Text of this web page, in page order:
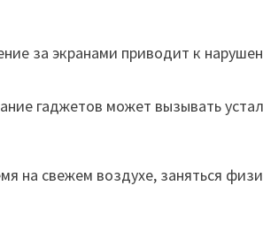
за экранами приводит к
гаджетов может вызывать
на свежем воздухе, заняться